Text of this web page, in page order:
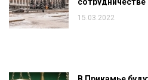
15.03.2022